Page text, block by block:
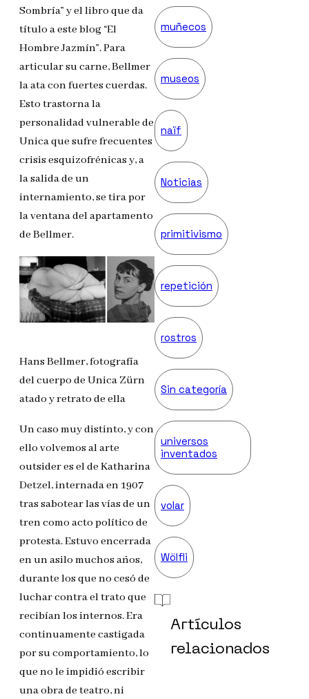
Sombría” y el libro que da
título a este blog “El
Hombre Jazmín”. Para
articular su carne, Bellmer
la ata con fuertes cuerdas.
Esto trastorna la
personalidad vulnerable de
Unica que sufre frecuentes
crisis esquizofrénicas y, a
la salida de un
internamiento, se tira por
la ventana del apartamento
de Bellmer.
Hans Bellmer, fotografía
del cuerpo de Unica Zürn
atado y retrato de ella
Un caso muy distinto, y con
ello volvemos al arte
outsider es el de Katharina
Detzel, internada en 1907
tras sabotear las vías de un
tren como acto político de
protesta. Estuvo encerrada
en un asilo muchos años,
durante los que no cesó de
luchar contra el trato que
recibían los internos. Era
continuamente castigada
por su comportamiento, lo
que no le impidió escribir
una obra de teatro, ni
muñecos
museos
naïf
Noticias
primitivismo
repetición
rostros
Sin categoría
universos
inventados
volar
Wölfli
Artículos
relacionados